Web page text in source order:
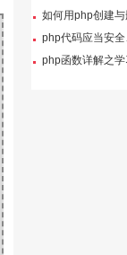
如何用php创建
php代码应当安
php函数详解之